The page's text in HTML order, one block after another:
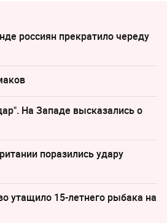
россиян прекратило череду
На Западе высказались о
поразились удару
утащило 15-летнего рыбака на